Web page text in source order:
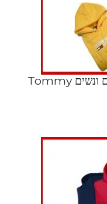
קטלוג טומי הילפיגר סווצ'רים לגברים ונשים Tommy